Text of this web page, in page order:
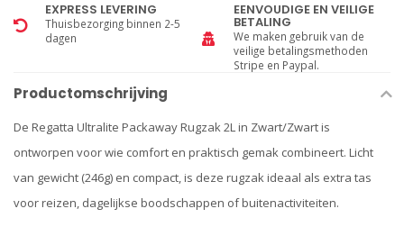
EXPRESS LEVERING
Thuisbezorging binnen 2-5
dagen
EENVOUDIGE EN VEILIGE
BETALING
We maken gebruik van de
veilige betalingsmethoden
Stripe en Paypal.
Productomschrijving
De Regatta Ultralite Packaway Rugzak 2L in Zwart/Zwart is
ontworpen voor wie comfort en praktisch gemak combineert. Licht
van gewicht (246g) en compact, is deze rugzak ideaal als extra tas
voor reizen, dagelijkse boodschappen of buitenactiviteiten.